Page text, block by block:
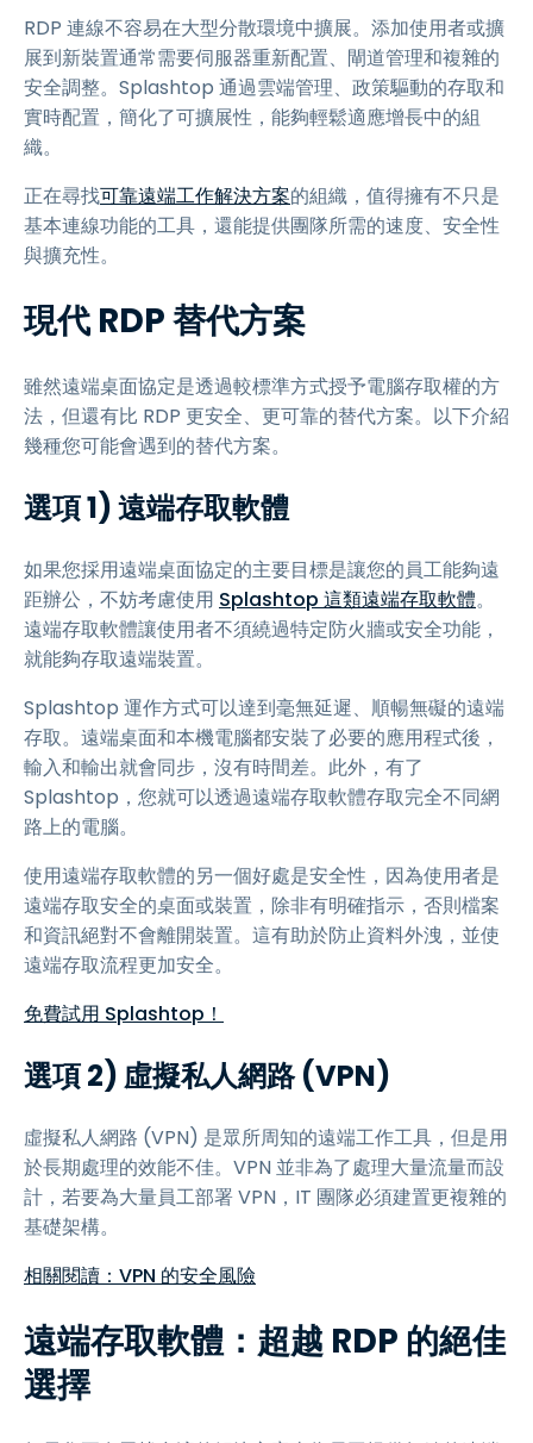
RDP 連線不容易在大型分散環境中擴展。添加使用者或擴
展到新裝置通常需要伺服器重新配置、閘道管理和複雜的
安全調整。Splashtop 通過雲端管理、政策驅動的存取和
實時配置，簡化了可擴展性，能夠輕鬆適應增長中的組
織。
正在尋找可靠遠端工作解決方案的組織，值得擁有不只是
基本連線功能的工具，還能提供團隊所需的速度、安全性
與擴充性。
現代 RDP 替代方案
雖然遠端桌面協定是透過較標準方式授予電腦存取權的方
法，但還有比 RDP 更安全、更可靠的替代方案。以下介紹
幾種您可能會遇到的替代方案。
選項 1) 遠端存取軟體
如果您採用遠端桌面協定的主要目標是讓您的員工能夠遠
距辦公，不妨考慮使用 Splashtop 這類遠端存取軟體。
遠端存取軟體讓使用者不須繞過特定防火牆或安全功能，
就能夠存取遠端裝置。
Splashtop 運作方式可以達到毫無延遲、順暢無礙的遠端
存取。遠端桌面和本機電腦都安裝了必要的應用程式後，
輸入和輸出就會同步，沒有時間差。此外，有了
Splashtop，您就可以透過遠端存取軟體存取完全不同網
路上的電腦。
使用遠端存取軟體的另一個好處是安全性，因為使用者是
遠端存取安全的桌面或裝置，除非有明確指示，否則檔案
和資訊絕對不會離開裝置。這有助於防止資料外洩，並使
遠端存取流程更加安全。
免費試用 Splashtop！
選項 2) 虛擬私人網路 (VPN)
虛擬私人網路 (VPN) 是眾所周知的遠端工作工具，但是用
於長期處理的效能不佳。VPN 並非為了處理大量流量而設
計，若要為大量員工部署 VPN，IT 團隊必須建置更複雜的
基礎架構。
相關閱讀：VPN 的安全風險
遠端存取軟體：超越 RDP 的絕佳
選擇